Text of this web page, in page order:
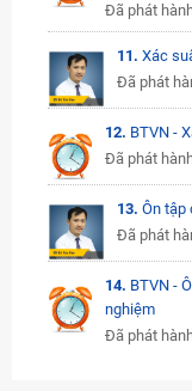
Đã phát
11. Xác
Đã phát
12. BTVN -
Đã phát
13. Ôn tập
Đã phát
14. BTVN -
nghiệm
Đã phát